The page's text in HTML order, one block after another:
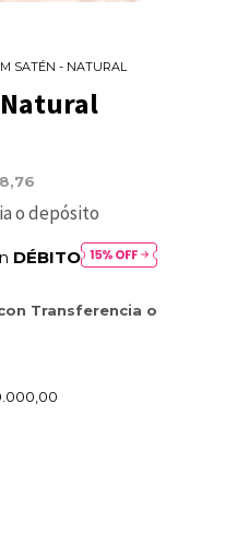
SATÉN - NATURAL
Natural
o depósito
DÉBITO
Transferencia o